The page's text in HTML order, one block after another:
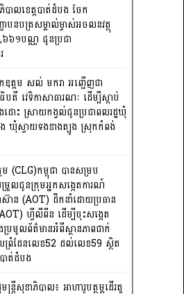
បាលខេត្តបាត់ដំបង ចែក
ាបនបត្រសម្គាល់ម្ចាស់អចលនវត្ថុ
៦១បណ្ណ ជូនប្រជា
ឧត្តម សល់ មករា អញ្ជើញជា
បតី វេទិកាសាធារណៈ ដើម្បីស្តាប់
ដោះ ស្រាយកង្វល់ជូនប្រជាពលរដ្ឋឃុំ
ឃុំស្វាយទងខាងត្បូង ស្រុកកំពង់
ម (CLG)កម្ពុជា បានសម្រប
រួលជូនក្រុមអ្នកសង្កេតការណ៍
ស៊ាន (AOT) ដឹកនាំដោយប្រធាន
ហ្វីលីពីន ដើម្បីចុះសង្កេត
ប្រមូលព័ត៌មានអំពីស្ថានភាពជាក់
ព្រំដែនលេខ52 ដល់លេខ59 ស្ថិត
ាត់ដំបង
មន្រ្តីសុខាភិបាល៖ អាហារូបត្ថម្ភដើរតួ